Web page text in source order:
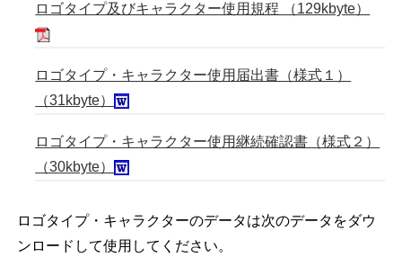
ロゴタイプ及びキャラクター使用規程 （129kbyte）
ロゴタイプ・キャラクター使用届出書（様式１）
（31kbyte）
ロゴタイプ・キャラクター使用継続確認書（様式２）
（30kbyte）
ロゴタイプ・キャラクターのデータは次のデータをダウ
ンロードして使用してください。